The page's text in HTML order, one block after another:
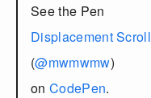
See the Pen
Displacement Scroll
(@mwmwmw)
on CodePen.